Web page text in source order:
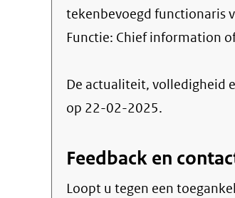
tekenbevoegd functionaris
Functie: Chief information
De actualiteit, volledigheid
op 22-02-2025.
Feedback en
Loopt u tegen een